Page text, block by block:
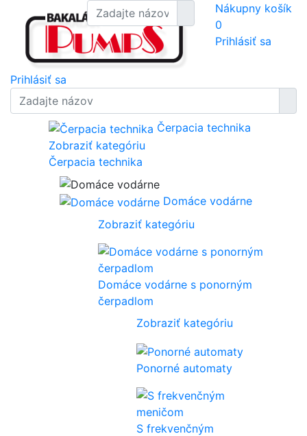
Nákupny košík
0
Prihlásiť sa
Prihlásiť sa
Čerpacia technika
Zobraziť kategóriu
Čerpacia technika
Domáce vodárne
Zobraziť kategóriu
Domáce vodárne s ponorným
čerpadlom
Zobraziť kategóriu
Ponorné automaty
S frekvenčným